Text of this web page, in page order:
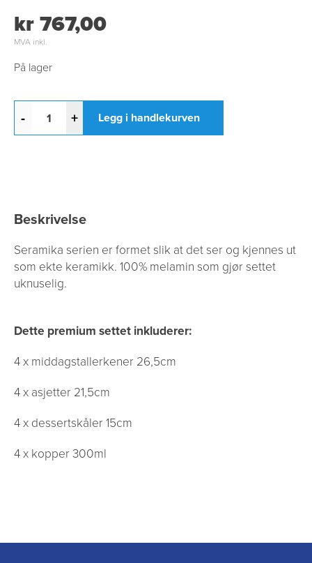
kr 767,00
MVA inkl.
På lager
- + Legg i handlekurven
Beskrivelse
Seramika serien er formet slik at det ser og kjennes ut
som ekte keramikk. 100% melamin som gjør settet
uknuselig.
Dette premium settet inkluderer:
4 x middagstallerkener 26,5cm
4 x asjetter 21,5cm
4 x dessertskåler 15cm
4 x kopper 300ml